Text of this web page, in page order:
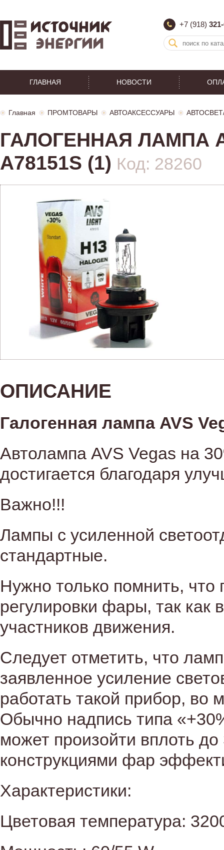
+7 (918)
ГЛАВНАЯ НОВОСТИ
Главная ПРОМТОВАРЫ АВТОАКСЕССУАРЫ
ГАЛОГЕННАЯ ЛАМПА
A78151S (1) Код: 28260
ОПИСАНИЕ
Галогенная лампа AVS
Автолампа AVS Vegas на
достигается благодаря
Важно!!!
Лампы с усиленной
стандартные.
Нужно только помнить, что
регулировки фары, так как
участников движения.
Следует отметить, что
заявленное усиление
работать такой прибор, во
Обычно надпись типа
может произойти вплоть
конструкциями фар
Характеристики:
Цветовая температура: